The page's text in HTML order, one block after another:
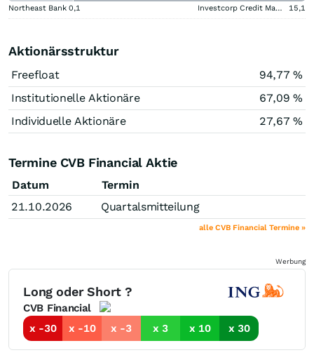
Northeast Bank 0,1 Investcorp Credit Management BDC 15,1
Aktionärsstruktur
Freefloat
94,77 %
Institutionelle Aktionäre
67,09 %
Individuelle Aktionäre
27,67 %
Termine CVB Financial Aktie
Datum
Termin
21.10.2026
Quartalsmitteilung
alle CVB Financial Termine »
Werbung
Long oder Short ?
CVB Financial
x -30
x -10 x -3 x 3 x 10 x 30